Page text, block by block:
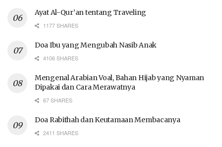
Ayat Al-Qur’an tentang Traveling
1177 SHARES
Doa Ibu yang Mengubah Nasib Anak
4106 SHARES
Mengenal Arabian Voal, Bahan Hijab yang Nyaman
Dipakai dan Cara Merawatnya
67 SHARES
Doa Rabithah dan Keutamaan Membacanya
2411 SHARES